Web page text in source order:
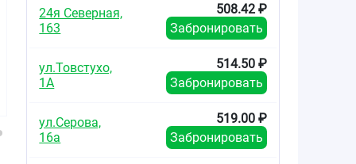
от128.00
Лозартан таблетки
№30
от409.34₽
Лориста таблетки
покрытые
плёночной
№60
24я Северная,
163
508.42 ₽
Забронировать
ул.Товстухо,
1А
514.50 ₽
Забронировать
ул.Серова,
16а
519.00 ₽
Забронировать